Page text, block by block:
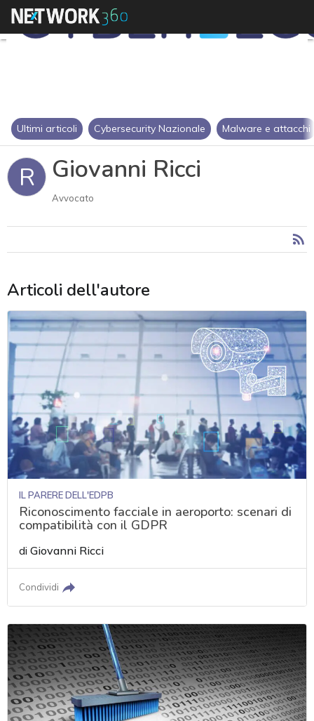
Ultimi articoli Cybersecurity Nazionale Malware e attacchi
R Giovanni Ricci
Avvocato
Articoli dell'autore
IL PARERE DELL'EDPB
Riconoscimento facciale in aeroporto: scenari di
compatibilità con il GDPR
diGiovanni Ricci
Condividi